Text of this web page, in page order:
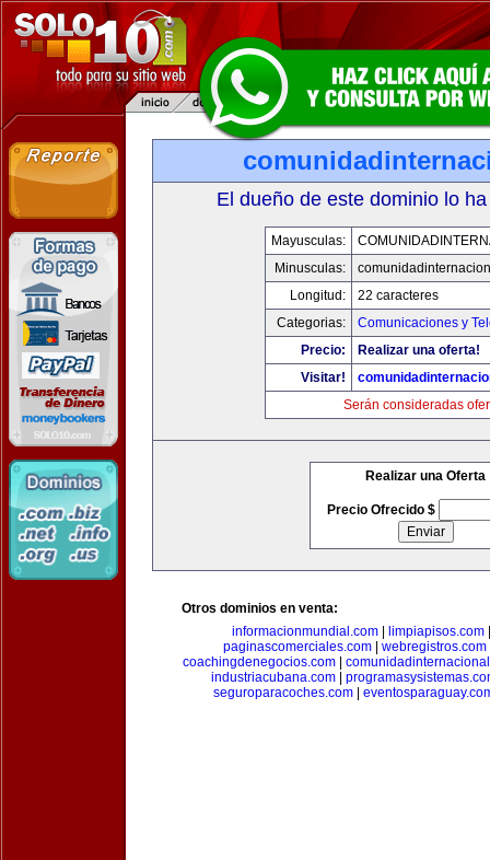
El dueño de este dominio lo
Mayusculas:
Minusculas:
Longitud:
22 caracteres
Categorias:
Comunicaciones y
Precio:
Realizar una oferta!
Visitar!
Serán consideradas
Realizar una Oferta
Precio Ofrecido $
Otros dominios en venta:
informacionmundial.com| limpiapisos.com
paginascomerciales.com| webregistros.com
coachingdenegocios.com
industriacubana.com
seguroparacoches.com|